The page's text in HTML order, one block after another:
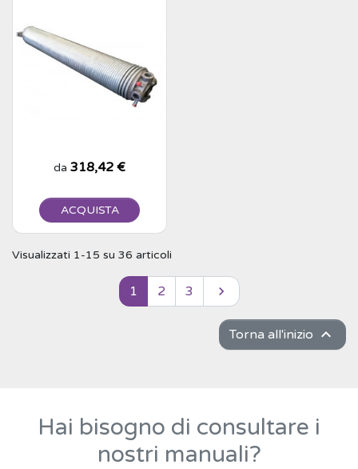
Prezzo
da 318,42 €
ACQUISTA
Visualizzati 1-15 su 36 articoli
1 2 3 Successivo

Torna all'inizio 
Hai bisogno di consultare i
nostri manuali?